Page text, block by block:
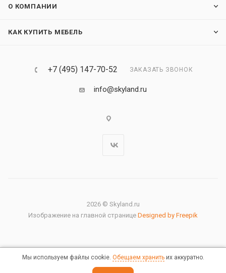
О КОМПАНИИ
КАК КУПИТЬ МЕБЕЛЬ
+7 (495) 147-70-52 ЗАКАЗАТЬ ЗВОНОК
info@skyland.ru
2026 © Skyland.ru
Изображение на главной странице Designed by Freepik
Правовая информация
Мы используем файлы cookie. Обещаем хранитьих аккуратно.